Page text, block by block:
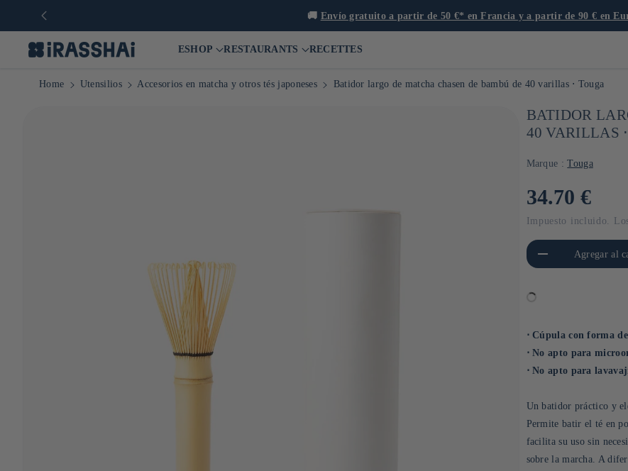
🚚 Envío gratuito a partir de 50 €* en Francia y a partir de 90 € en
ESHOP RESTAURANTS RECETTES
Home Utensilios Accesorios en matcha y otros tés japoneses Batidor largo de matcha chasen de bambú de 40 varillas ⋅ Touga
BATIDOR
40 VARILLAS
Marque : Touga
Precio
habitual
34.70 €
Impuesto incluido.
Reducir cantidad para Default
Title
Agregar al
⋅ Cúpula con forma
⋅ No apto para
⋅ No apto para
Un batidor práctico y
Permite batir el té en
facilita su uso sin
sobre la marcha. A